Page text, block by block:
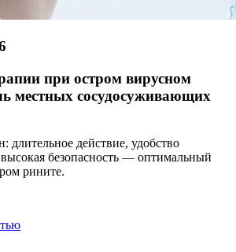
при остром вирусном
местных сосудосуживающих
длительное действие, удобство
безопасность — оптимальный
рините.